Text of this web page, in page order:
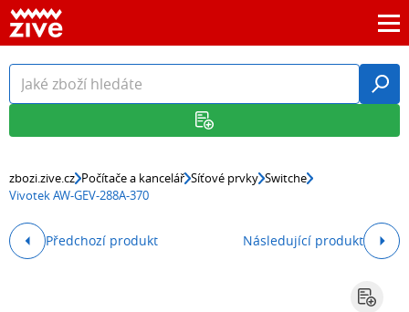
zbozi.zive.cz Počítače a kancelář Síťové prvky Switche
Vivotek AW-GEV-288A-370
Předchozí produkt Následující produkt